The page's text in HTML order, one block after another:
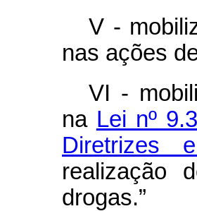
V -
nas ações
VI -
na Lei nº
Diretrizes
realização
drogas.”